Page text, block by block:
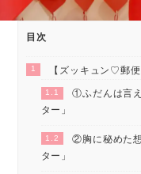
目次
1 【ズッキュン♡郵
1.1
①ふだんは言
ター」
1.2
②胸に秘めた
ター」